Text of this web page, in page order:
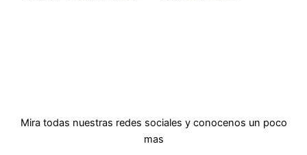
Mira todas nuestras redes sociales y conocenos un poco
mas